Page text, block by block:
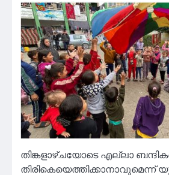
തിങ്കളാഴ്ചയോടെ എല്ലാ